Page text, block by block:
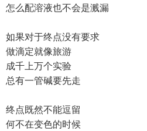
怎么配溶液也不会是溅漏
如果对于终点没有要求
做滴定就像旅游
成千上万个实验
总有一管碱要先走
终点既然不能逗留
何不在变色的时候